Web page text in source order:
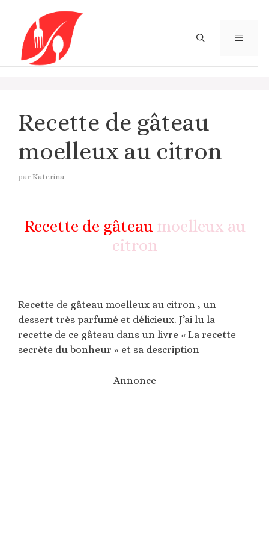
contenu
MENU
Recette de gâteau
moelleux au citron
par Katerina
Recette de gâteau moelleux au
citron
Recette de gâteau moelleux au citron , un
dessert très parfumé et délicieux. J’ai lu la
recette de ce gâteau dans un livre « La recette
secrète du bonheur » et sa description
Annonce